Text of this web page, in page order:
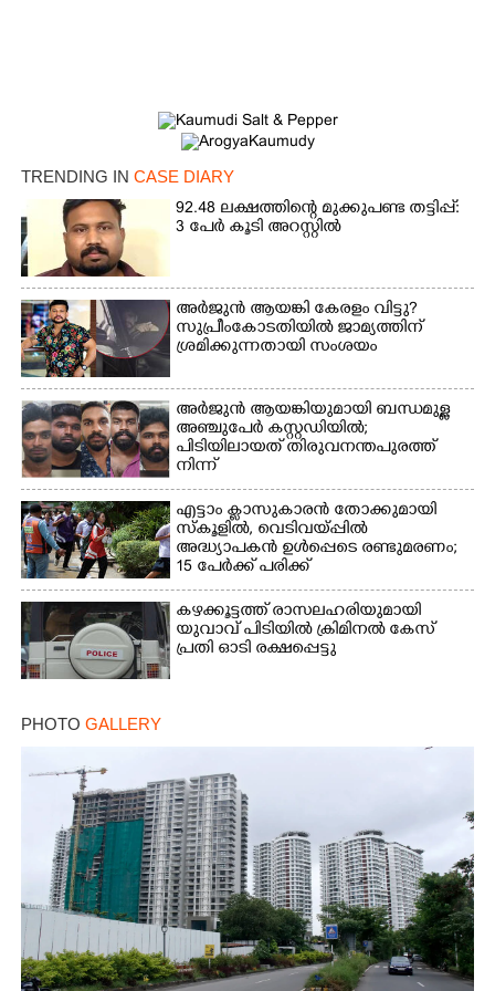
TRENDING IN CASE DIARY
92.48 ലക്ഷത്തിന്റെ മുക്കുപണ്ട തട്ടിപ്പ്:
3 പേർ കൂടി അറസ്റ്റിൽ
അർജുൻ ആയങ്കി കേരളം വിട്ടു?
സുപ്രീംകോടതിയിൽ ജാമ്യത്തിന്
ശ്രമിക്കുന്നതായി സംശയം
അർജുൻ ആയങ്കിയുമായി ബന്ധമുള്ള
അഞ്ചുപേർ കസ്റ്റഡിയിൽ;
പിടിയിലായത് തിരുവനന്തപുരത്ത്
നിന്ന്
എട്ടാം ക്ളാസുകാരൻ തോക്കുമായി
സ്കൂളിൽ, വെടിവയ്പ്പിൽ
അദ്ധ്യാപകൻ ഉൾപ്പെടെ രണ്ടുമരണം;
15 പേർക്ക് പരിക്ക്
കഴക്കൂട്ടത്ത് രാസലഹരിയുമായി
യുവാവ് പിടിയിൽ ക്രിമിനൽ കേസ്
പ്രതി ഓടി രക്ഷപ്പെട്ടു
PHOTO GALLERY